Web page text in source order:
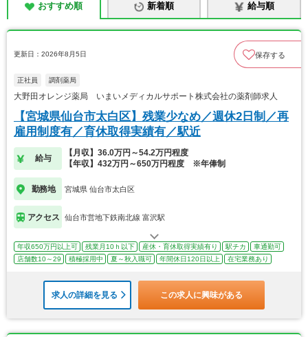
おすすめ順 新着順 給与順
更新日：2026年8月5日 保存する
正社員 調剤薬局
大野田オレンジ薬局 いまいメディカルサポート株式会社の薬剤師求人
【宮城県仙台市太白区】残業少なめ／週休2日制／再
雇用制度有／育休取得実績有／駅近
給与
【月収】36.0万円～54.2万円程度
【年収】432万円～650万円程度 ※年俸制
勤務地 宮城県 仙台市太白区
アクセス 仙台市営地下鉄南北線 富沢駅
年収650万円以上可 残業月10ｈ以下 産休・育休取得実績有り 駅チカ
車通勤可
店舗数10～29
積極採用中 夏～秋入職可 年間休日120日以上 在宅業務あり
求人の詳細を見る この求人に興味がある